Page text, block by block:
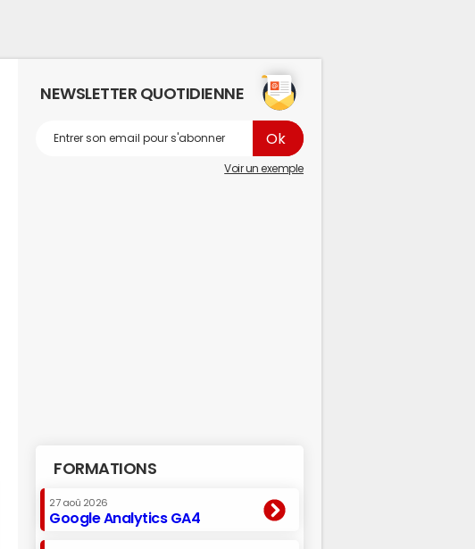
NEWSLETTER QUOTIDIENNE
Voir un exemple
FORMATIONS
27 aoû 2026
Google Analytics GA4